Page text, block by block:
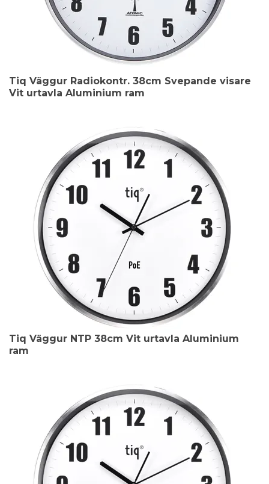
Tiq Väggur Radiokontr. 38cm Svepande visare
Vit urtavla Aluminium ram
Tiq Väggur NTP 38cm Vit urtavla Aluminium
ram